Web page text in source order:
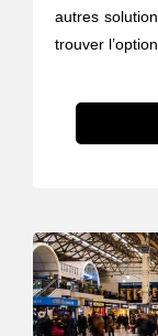
autres
trouver